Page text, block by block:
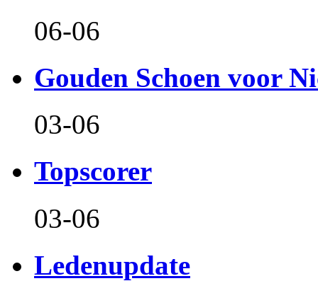
06-06
Gouden Schoen voor
03-06
Topscorer
03-06
Ledenupdate